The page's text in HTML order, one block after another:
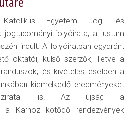
Egyetem Jog- és
jogtudományi folyóirata, a Iustum
indult. A folyóiratban egyaránt
oktatói, külső szerzők, illetve a
és kivételes esetben a
kiemelkedő eredményeket
is. Az újság a
a Karhoz kötődő rendezvények